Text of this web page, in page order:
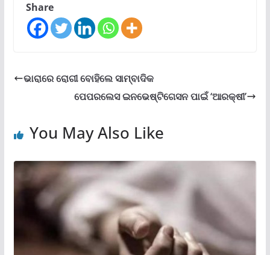
Share
ଭାରାରେ ରୋଗୀ ବୋହିଲେ ସାମ୍ବାଦିକ
ପେପରଲେସ ଇନଭେଷ୍ଟିଗେସନ ପାଇଁ ‘ଆରକ୍ଷୀ’
You May Also Like